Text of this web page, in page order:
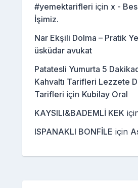
#yemektarifleri için x -
İşimiz.
Nar Ekşili Dolma – Pratik
üsküdar avukat
Patatesli Yumurta 5
Kahvaltı Tarifleri Lezzete
Tarifleri için Kubilay Oral
KAYSILI&BADEMLİ KEK
ISPANAKLI BONFİLE için